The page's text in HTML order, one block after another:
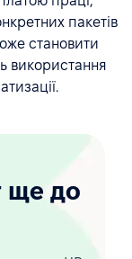
пакетів
становити
використання
ще до